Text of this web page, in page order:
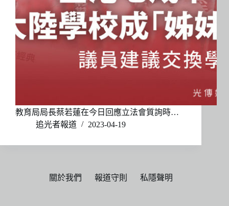
教育局局長蔡若蓮在今日回應立法會質詢時…
追光者報道
2023-04-19
關於我們 報道守則 私隱聲明